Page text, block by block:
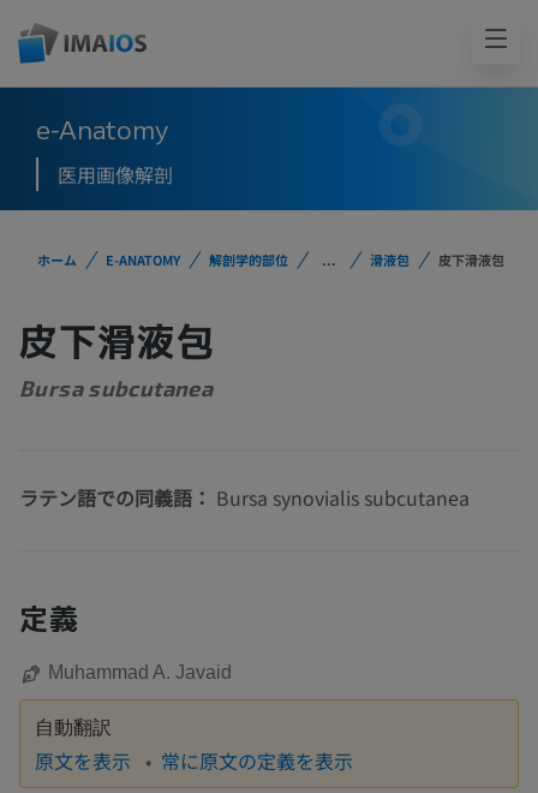
e-Anatomy
医用画像解剖
ホーム E-ANATOMY 解剖学的部位 ... 滑液包 皮下滑液包
皮下滑液包
Bursa subcutanea
ラテン語での同義語： Bursa synovialis subcutanea
定義
Muhammad A. Javaid
自動翻訳
原文を表示 常に原文の定義を表示